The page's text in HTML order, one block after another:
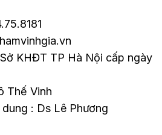
KHĐT TP Hà Nội cấp ngày
Thế Vinh
: Ds Lê Phương